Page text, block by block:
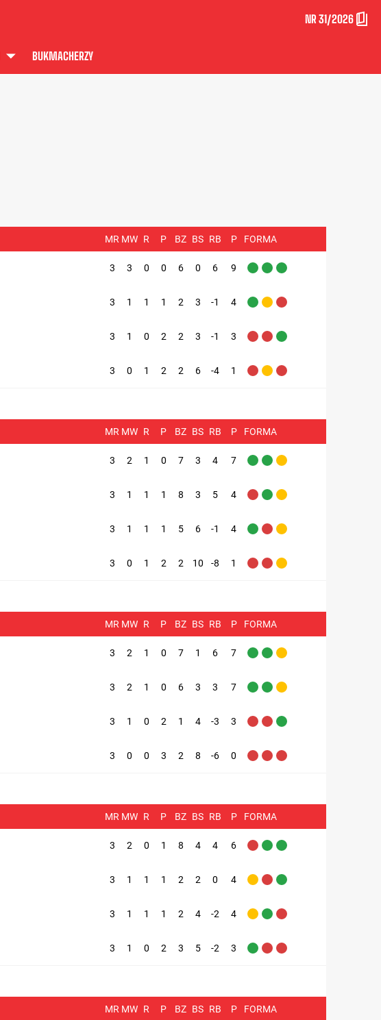
NR 31/2026
BUKMACHERZY
MR MW R P BZ BS RB P FORMA
3 3 0 0 6 0 6 9
3 1 1 1 2 3 -1 4
3 1 0 2 2 3 -1 3
3 0 1 2 2 6 -4 1
MR MW R P BZ BS RB P FORMA
3 2 1 0 7 3 4 7
3 1 1 1 8 3 5 4
3 1 1 1 5 6 -1 4
3 0 1 2 2 10 -8 1
MR MW R P BZ BS RB P FORMA
3 2 1 0 7 1 6 7
3 2 1 0 6 3 3 7
3 1 0 2 1 4 -3 3
3 0 0 3 2 8 -6 0
MR MW R P BZ BS RB P FORMA
3 2 0 1 8 4 4 6
3 1 1 1 2 2 0 4
3 1 1 1 2 4 -2 4
3 1 0 2 3 5 -2 3
MR MW R P BZ BS RB P FORMA